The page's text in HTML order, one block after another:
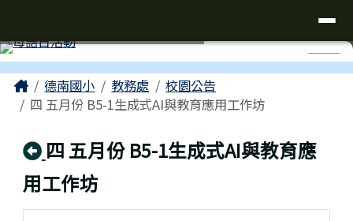
⏸
工具列
主內容區域
Home德南國小 教務處
校園公告
四 五月份 B5-1生成式AI與教育應用工作坊
回上頁
四 五月份 B5-1生成式AI與教育應
用工作坊
頁尾區域